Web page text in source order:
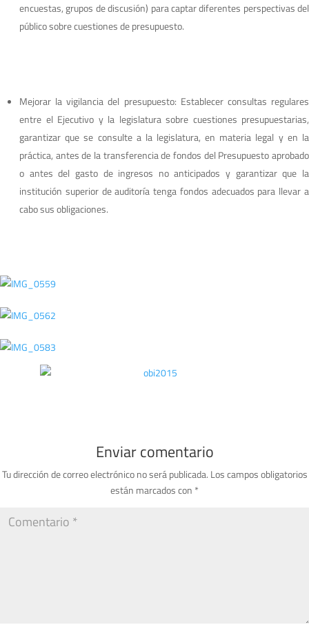
encuestas, grupos de discusión) para captar diferentes perspectivas del
público sobre cuestiones de presupuesto.
Mejorar la vigilancia del presupuesto: Establecer consultas regulares
entre el Ejecutivo y la legislatura sobre cuestiones presupuestarias,
garantizar que se consulte a la legislatura, en materia legal y en la
práctica, antes de la transferencia de fondos del Presupuesto aprobado
o antes del gasto de ingresos no anticipados y garantizar que la
institución superior de auditoría tenga fondos adecuados para llevar a
cabo sus obligaciones.
Enviar comentario
Tu dirección de correo electrónico no será publicada. Los campos obligatorios
están marcados con *